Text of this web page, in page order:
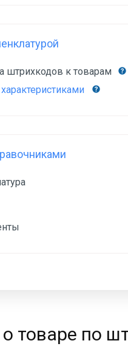
штрихкодов к товарам
товаре по